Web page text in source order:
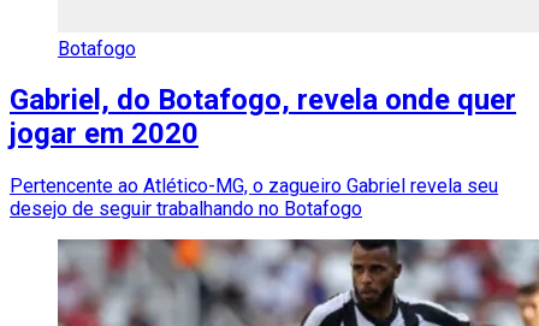
Botafogo
Gabriel, do Botafogo, revela onde quer
jogar em 2020
Pertencente ao Atlético-MG, o zagueiro Gabriel revela seu
desejo de seguir trabalhando no Botafogo